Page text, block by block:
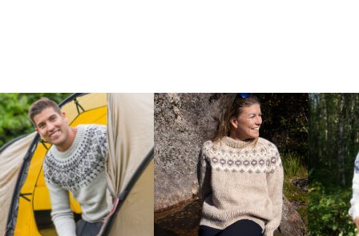
LATEST
STORIES